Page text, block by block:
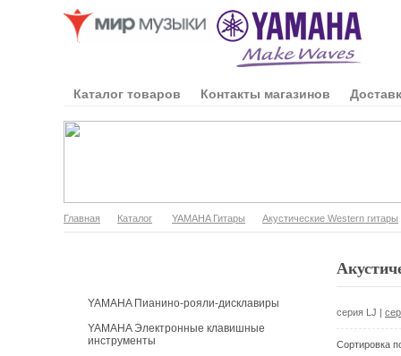
Каталог товаров Контакты магазинов
Главная Каталог YAMAHA Гитары Акустические Western гитары
YAMAHA Пианино-рояли-дисклавиры
YAMAHA Электронные клавишные
инструменты
серия LJ |
Сортировка